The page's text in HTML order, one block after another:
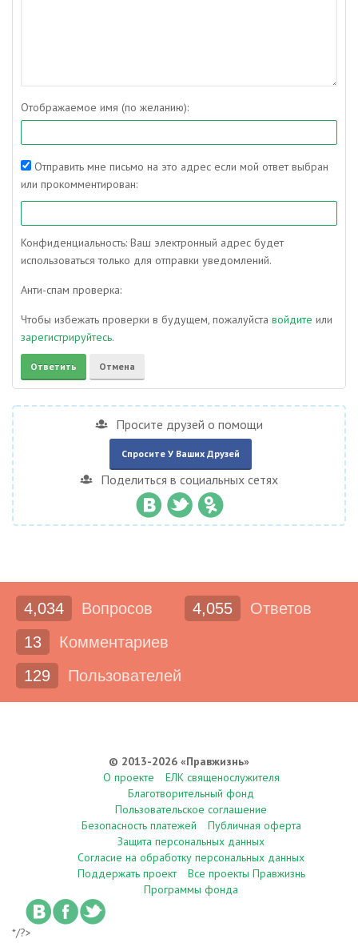
Отображаемое имя (по желанию):
Отправить мне письмо на это адрес если мой ответ выбран
или прокомментирован:
Конфиденциальность: Ваш электронный адрес будет
использоваться только для отправки уведомлений.
Анти-спам проверка:
Чтобы избежать проверки в будущем, пожалуйста войдите или
зарегистрируйтесь.
Просите друзей о помощи
Спросите У Ваших Друзей
Поделиться в социальных сетях
4,034 Вопросов 4,055
Ответов
13
Комментариев
129
Пользователей
© 2013-2026 «Правжизнь»
О проекте
ЕЛК священослужителя
Благотворительный фонд
Пользовательское соглашение
Безопасность платежей
Публичная оферта
Защита персональных данных
Согласие на обработку персональных данных
Поддержать проект
Все проекты Правжизнь
Программы фонда
*/?>